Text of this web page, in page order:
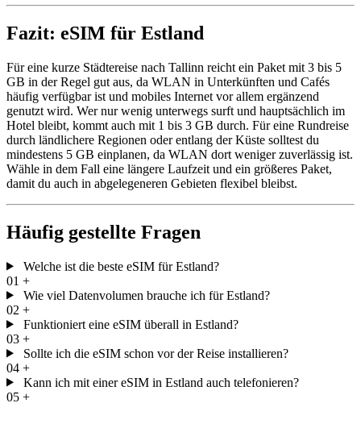
Fazit: eSIM für Estland
Für eine kurze Städtereise nach Tallinn reicht ein Paket mit 3 bis 5
GB in der Regel gut aus, da WLAN in Unterkünften und Cafés
häufig verfügbar ist und mobiles Internet vor allem ergänzend
genutzt wird. Wer nur wenig unterwegs surft und hauptsächlich im
Hotel bleibt, kommt auch mit 1 bis 3 GB durch. Für eine Rundreise
durch ländlichere Regionen oder entlang der Küste solltest du
mindestens 5 GB einplanen, da WLAN dort weniger zuverlässig ist.
Wähle in dem Fall eine längere Laufzeit und ein größeres Paket,
damit du auch in abgelegeneren Gebieten flexibel bleibst.
Häufig gestellte Fragen
Welche ist die beste eSIM für Estland?
01 +
Wie viel Datenvolumen brauche ich für Estland?
02 +
Funktioniert eine eSIM überall in Estland?
03 +
Sollte ich die eSIM schon vor der Reise installieren?
04 +
Kann ich mit einer eSIM in Estland auch telefonieren?
05 +